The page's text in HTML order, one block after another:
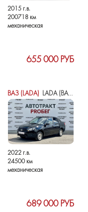
2015 г.в.
200718 км
механическая
655 000 РУБ
ВАЗ (LADA) LADA (ВАЗ) GRANTA I РЕСТАЙЛИНГ
2022 г.в.
24500 км
механическая
689 000 РУБ